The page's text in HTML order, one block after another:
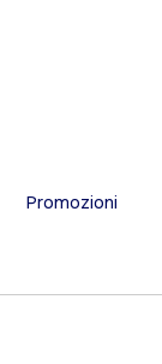
Promozioni